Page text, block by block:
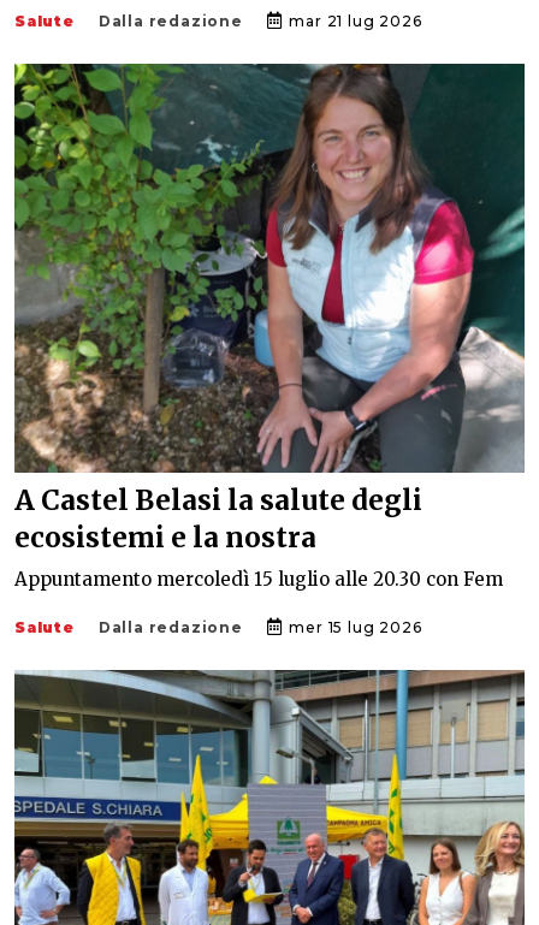
Salute Dalla redazione mar 21 lug 2026
A Castel Belasi la salute degli
ecosistemi e la nostra
Appuntamento mercoledì 15 luglio alle 20.30 con Fem
Salute Dalla redazione mer 15 lug 2026